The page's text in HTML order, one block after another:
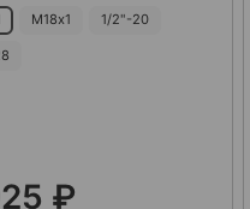
М18х1 1/2"-20
₽